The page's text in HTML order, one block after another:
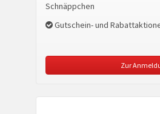
Schnäppchen
Gutschein- und
Zur